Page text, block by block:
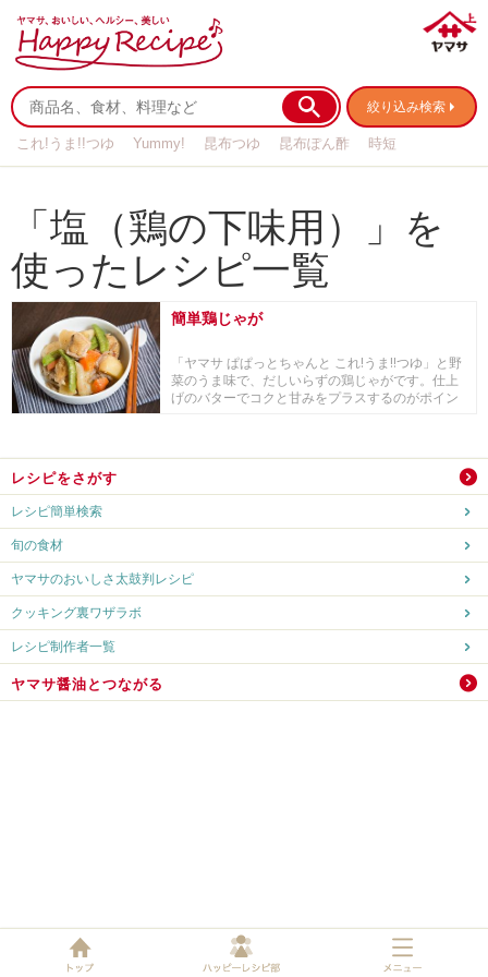
絞り込み検索
これ!うま!!つゆ Yummy! 昆布つゆ 昆布ぽん酢
時短
「塩（鶏の下味用）」を
使ったレシピ一覧
簡単鶏じゃが
「ヤマサ ぱぱっとちゃんと これ!うま!!つゆ」と野
菜のうま味で、だしいらずの鶏じゃがです。仕上
げのバターでコクと甘みをプラスするのがポイン
レシピをさがす
レシピ簡単検索
旬の食材
ヤマサのおいしさ太鼓判レシピ
クッキング裏ワザラボ
レシピ制作者一覧
ヤマサ醤油とつながる